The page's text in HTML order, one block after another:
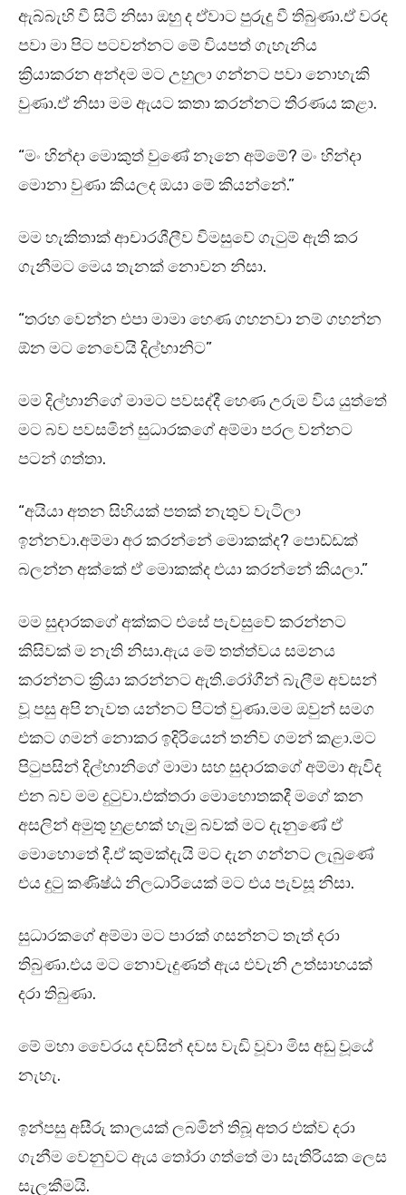
ඇබ්බැහි වී සිටි නිසා ඔහු ද ඒවාට පුරුදු වී තිබුණා.ඒ වරද
පවා මා පිට පටවන්නට මේ වියපත් ගැහැනිය
ක්‍රියාකරන අන්දම මට උහුලා ගන්නට පවා නොහැකි
වුණා.ඒ නිසා මම ඇයට කතා කරන්නට තීරණය කළා.
“මං හින්දා මොකුත් වුණේ නෑනෙ අම්මේ? මං හින්දා
මොනා වුණා කියලද ඔයා මේ කියන්නේ.”
මම හැකිතාක් ආචාරශීලීව විමසුවේ ගැටුම් ඇති කර
ගැනීමට මෙය තැනක් නොවන නිසා.
“තරහ වෙන්න එපා මාමා හෙණ ගහනවා නම් ගහන්න
ඕන මට නෙවෙයි දිල්හානිට”
මම දිල්හානිගේ මාමට පවසද්දී හෙණ උරුම විය යුත්තේ
මට බව පවසමින් සුධාරකගේ අම්මා පරල වන්නට
පටන් ගත්තා.
“අයියා අතන සිහියක් පතක් නැතුව වැටිලා
ඉන්නවා.අම්මා අර කරන්නේ මොකක්ද? පොඩ්ඩක්
බලන්න අක්කේ ඒ මොකක්ද එයා කරන්නේ කියලා.”
මම සුදාරකගේ අක්කට එසේ පැවසුවේ කරන්නට
කිසිවක් ම නැති නිසා.ඇය මේ තත්ත්වය සමනය
කරන්නට ක්‍රියා කරන්නට ඇති.රෝගීන් බැලීම අවසන්
වූ පසු අපි නැවත යන්නට පිටත් වුණා.මම ඔවුන් සමග
එකට ගමන් නොකර ඉදිරියෙන් තනිව ගමන් කළා.මට
පිටුපසින් දිල්හානිගේ මාමා සහ සුදාරකගේ අම්මා ඇවිද
එන බව මම දුටුවා.එක්තරා මොහොතකදී මගේ කන
අසලින් අමුතු හුළඟක් හැමු බවක් මට දැනුණේ ඒ
මොහොතේ දී.ඒ කුමක්දැයි මට දැන ගන්නට ලැබුණේ
එය දුටු කණිෂ්ඨ නිලධාරියෙක් මට එය පැවසූ නිසා.
සුධාරකගේ අම්මා මට පාරක් ගසන්නට තැත් දරා
තිබුණා.එය මට නොවැදුණත් ඇය එවැනි උත්සාහයක්
දරා තිබුණා.
මේ මහා වෛරය දවසින් දවස වැඩි වූවා මිස අඩු වූයේ
නැහැ.
ඉන්පසු අසීරු කාලයක් ලබමින් තිබූ අතර එක්ව දරා
ගැනීම වෙනුවට ඇය තෝරා ගත්තේ මා සැතිරියක ලෙස
සැලකීමයි.